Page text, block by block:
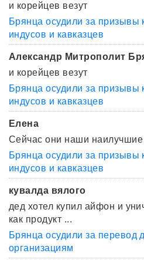
и корейцев везут
Брянца осудили за призывы
индусов и кавказцев
Александр Митрополит
и корейцев везут
Брянца осудили за призывы
индусов и кавказцев
Елена
Сейчас они наши наилучшие
Брянца осудили за призывы
индусов и кавказцев
кувалда вялого
дед хотел купил айфон и
как продукт ...
Брянца осудили за перевод
организациям